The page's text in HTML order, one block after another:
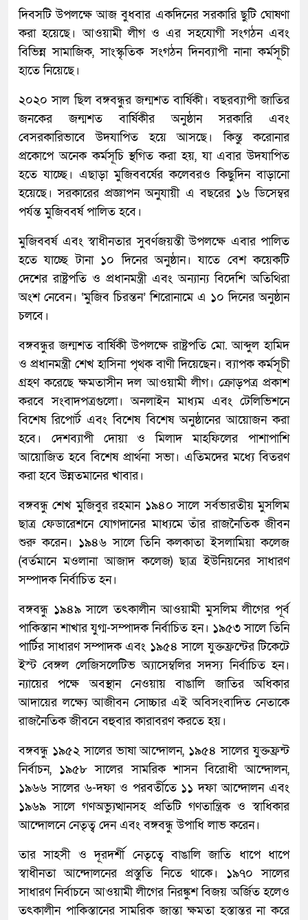
দিবসটি উপলক্ষে আজ বুধবার একদিনের সরকারি ছুটি ঘোষণা
করা হয়েছে। আওয়ামী লীগ ও এর সহযোগী সংগঠন এবং
বিভিন্ন সামাজিক, সাংস্কৃতিক সংগঠন দিনব্যাপী নানা কর্মসূচী
হাতে নিয়েছে।
২০২০ সাল ছিল বঙ্গবন্ধুর জন্মশত বার্ষিকী। বছরব্যাপী জাতির
জনকের জন্মশত বার্ষিকীর অনুষ্ঠান সরকারি এবং
বেসরকারিভাবে উদযাপিত হয়ে আসছে। কিন্তু করোনার
প্রকোপে অনেক কর্মসূচি স্থগিত করা হয়, যা এবার উদযাপিত
হতে যাচ্ছে। এছাড়া মুজিববর্ষের কলেবরও কিছুদিন বাড়ানো
হয়েছে। সরকারের প্রজ্ঞাপন অনুযায়ী এ বছরের ১৬ ডিসেম্বর
পর্যন্ত মুজিববর্ষ পালিত হবে।
মুজিববর্ষ এবং স্বাধীনতার সুবর্ণজয়ন্তী উপলক্ষে এবার পালিত
হতে যাচ্ছে টানা ১০ দিনের অনুষ্ঠান। যাতে বেশ কয়েকটি
দেশের রাষ্ট্রপতি ও প্রধানমন্ত্রী এবং অন্যান্য বিদেশি অতিথিরা
অংশ নেবেন। ‘মুজিব চিরন্তন’ শিরোনামে এ ১০ দিনের অনুষ্ঠান
চলবে।
বঙ্গবন্ধুর জন্মশত বার্ষিকী উপলক্ষে রাষ্ট্রপতি মো. আব্দুল হামিদ
ও প্রধানমন্ত্রী শেখ হাসিনা পৃথক বাণী দিয়েছেন। ব্যাপক কর্মসূচী
গ্রহণ করেছে ক্ষমতাসীন দল আওয়ামী লীগ। ক্রোড়পত্র প্রকাশ
করবে সংবাদপত্রগুলো। অনলাইন মাধ্যম এবং টেলিভিশনে
বিশেষ রিপোর্ট এবং বিশেষ বিশেষ অনুষ্ঠানের আয়োজন করা
হবে। দেশব্যাপী দোয়া ও মিলাদ মাহফিলের পাশাপাশি
আয়োজিত হবে বিশেষ প্রার্থনা সভা। এতিমদের মধ্যে বিতরণ
করা হবে উন্নতমানের খাবার।
বঙ্গবন্ধু শেখ মুজিবুর রহমান ১৯৪০ সালে সর্বভারতীয় মুসলিম
ছাত্র ফেডারেশনে যোগদানের মাধ্যমে তাঁর রাজনৈতিক জীবন
শুরু করেন। ১৯৪৬ সালে তিনি কলকাতা ইসলামিয়া কলেজ
(বর্তমানে মওলানা আজাদ কলেজ) ছাত্র ইউনিয়নের সাধারণ
সম্পাদক নির্বাচিত হন।
বঙ্গবন্ধু ১৯৪৯ সালে তৎকালীন আওয়ামী মুসলিম লীগের পূর্ব
পাকিস্তান শাখার যুগ্ম-সম্পাদক নির্বাচিত হন। ১৯৫৩ সালে তিনি
পার্টির সাধারণ সম্পাদক এবং ১৯৫৪ সালে যুক্তফ্রন্টের টিকেটে
ইস্ট বেঙ্গল লেজিসলেটিভ অ্যাসেম্বলির সদস্য নির্বাচিত হন।
ন্যায়ের পক্ষে অবস্থান নেওয়ায় বাঙালি জাতির অধিকার
আদায়ের লক্ষ্যে আজীবন সোচ্চার এই অবিসংবাদিত নেতাকে
রাজনৈতিক জীবনে বহুবার কারাবরণ করতে হয়।
বঙ্গবন্ধু ১৯৫২ সালের ভাষা আন্দোলন, ১৯৫৪ সালের যুক্তফ্রন্ট
নির্বাচন, ১৯৫৮ সালের সামরিক শাসন বিরোধী আন্দোলন,
১৯৬৬ সালের ৬-দফা ও পরবর্তীতে ১১ দফা আন্দোলন এবং
১৯৬৯ সালে গণঅভ্যুত্থানসহ প্রতিটি গণতান্ত্রিক ও স্বাধিকার
আন্দোলনে নেতৃত্ব দেন এবং বঙ্গবন্ধু উপাধি লাভ করেন।
তার সাহসী ও দূরদর্শী নেতৃত্বে বাঙালি জাতি ধাপে ধাপে
স্বাধীনতা আন্দোলনের প্রস্তুতি নিতে থাকে। ১৯৭০ সালের
সাধারণ নির্বাচনে আওয়ামী লীগের নিরঙ্কুশ বিজয় অর্জিত হলেও
তৎকালীন পাকিস্তানের সামরিক জান্তা ক্ষমতা হস্তান্তর না করে